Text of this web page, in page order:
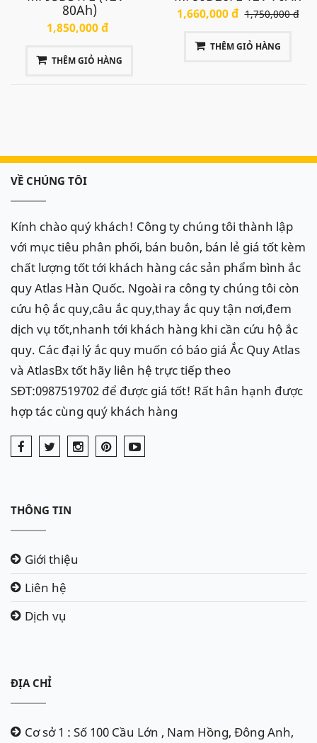
80Ah)
1,850,000 đ
THÊM GIỎ HÀNG
1,660,000 đ 1,750,000 đ
THÊM GIỎ HÀNG
VỀ CHÚNG TÔI
Kính chào quý khách! Công ty chúng tôi thành lập
với mục tiêu phân phối, bán buôn, bán lẻ giá tốt kèm
chất lượng tốt tới khách hàng các sản phẩm bình ắc
quy Atlas Hàn Quốc. Ngoài ra công ty chúng tôi còn
cứu hộ ắc quy,câu ắc quy,thay ắc quy tận nơi,đem
dịch vụ tốt,nhanh tới khách hàng khi cần cứu hộ ắc
quy. Các đại lý ắc quy muốn có báo giá Ắc Quy Atlas
và AtlasBx tốt hãy liên hệ trực tiếp theo
SĐT:0987519702 để được giá tốt! Rất hân hạnh được
hợp tác cùng quý khách hàng
THÔNG TIN
Giới thiệu
Liên hệ
Dịch vụ
ĐỊA CHỈ
Cơ sở 1 : Số 100 Cầu Lớn , Nam Hồng, Đông Anh,